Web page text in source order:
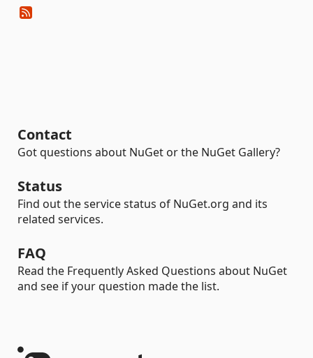
Contact
Got questions about NuGet or the NuGet Gallery?
Status
Find out the service status of NuGet.org and its
related services.
FAQ
Read the Frequently Asked Questions about NuGet
and see if your question made the list.